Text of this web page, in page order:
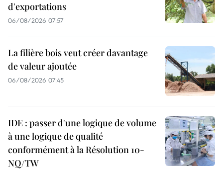
d'exportations
06/08/2026 07:57
La filière bois veut créer davantage
de valeur ajoutée
06/08/2026 07:45
IDE : passer d'une logique de volume
à une logique de qualité
conformément à la Résolution 10-
NQ/TW